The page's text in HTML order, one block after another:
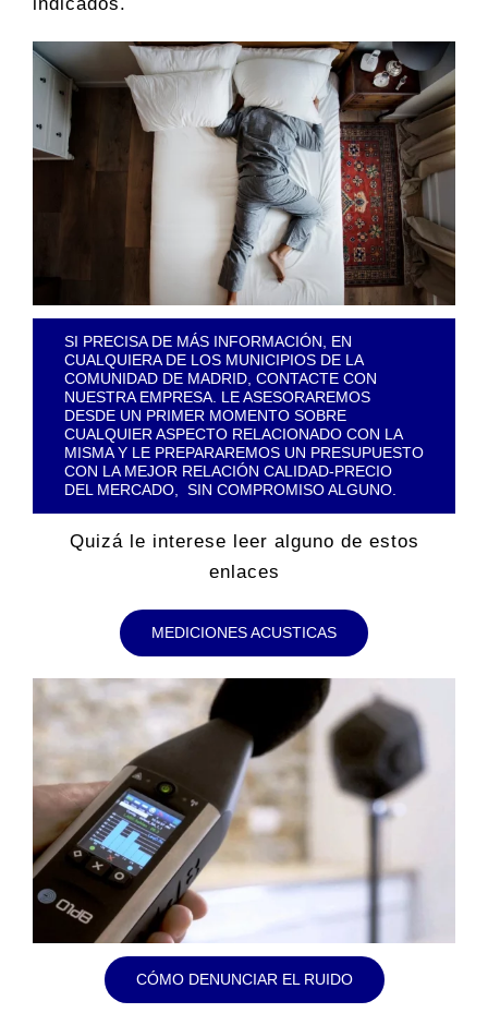
SI PRECISA DE MÁS INFORMACIÓN, EN
CUALQUIERA DE LOS MUNICIPIOS DE LA
COMUNIDAD DE MADRID, CONTACTE CON
NUESTRA EMPRESA. LE ASESORAREMOS
DESDE UN PRIMER MOMENTO SOBRE
CUALQUIER ASPECTO RELACIONADO CON LA
MISMA Y LE PREPARAREMOS UN PRESUPUESTO
CON LA MEJOR RELACIÓN CALIDAD-PRECIO
DEL MERCADO, SIN COMPROMISO ALGUNO.
Quizá le interese leer alguno de estos
enlaces
MEDICIONES ACUSTICAS
CÓMO DENUNCIAR EL RUIDO